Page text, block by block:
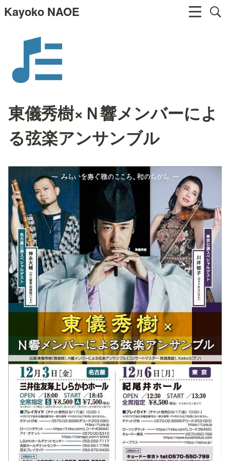
Kayoko NAOE
東儀秀樹×Ｎ響メンバーによ
る弦楽アンサンブル